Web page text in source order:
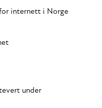
internett i Norge
under